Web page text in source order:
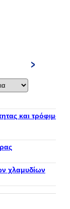
και τρόφιμα
χλαμυδίων